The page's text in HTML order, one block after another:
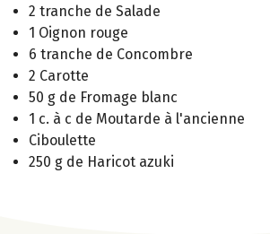
2 tranche de Salade
1 Oignon rouge
6 tranche de Concombre
2 Carotte
50 g de Fromage blanc
1 c. à c de Moutarde à l'ancienne
Ciboulette
250 g de Haricot azuki